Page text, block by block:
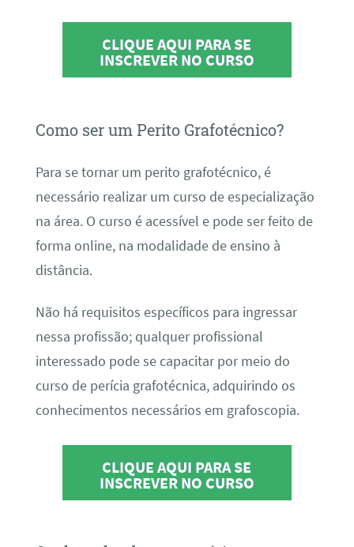
CLIQUE AQUI PARA SE
INSCREVER NO CURSO
Como ser um Perito Grafotécnico?
Para se tornar um perito grafotécnico, é
necessário realizar um curso de especialização
na área. O curso é acessível e pode ser feito de
forma online, na modalidade de ensino à
distância.
Não há requisitos específicos para ingressar
nessa profissão; qualquer profissional
interessado pode se capacitar por meio do
curso de perícia grafotécnica, adquirindo os
conhecimentos necessários em grafoscopia.
CLIQUE AQUI PARA SE
INSCREVER NO CURSO